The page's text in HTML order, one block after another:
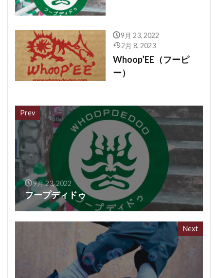
9月 23, 2022
2月 8, 2023
Whoop’EE（フーピ
ー）
Prev
9月 23, 2022
フープディドゥ
Next